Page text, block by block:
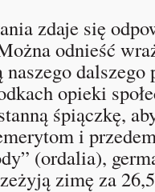
zdaje się
odnieść
naszego
opieki
śpiączkę,
i
(ordalia),
zimę za